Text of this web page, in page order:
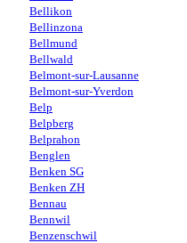
Bellikon
Bellinzona
Bellmund
Bellwald
Belmont-sur-Lausanne
Belmont-sur-Yverdon
Belp
Belpberg
Belprahon
Benglen
Benken SG
Benken ZH
Bennau
Bennwil
Benzenschwil